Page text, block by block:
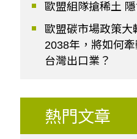
歐盟組隊搶稀土
歐盟碳市場政策大
2038年，將如何
台灣出口業？
熱門文章